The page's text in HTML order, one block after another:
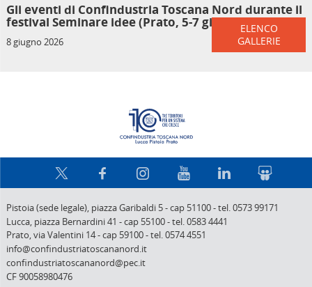
Gli eventi di Confindustria Toscana Nord durante il
festival Seminare idee (Prato, 5-7 giugno 2026)
8 giugno 2026
ELENCO
GALLERIE
Pistoia (sede legale), piazza Garibaldi 5-cap 51100-tel. 0573 99171
Lucca, piazza Bernardini 41 -cap 55100-tel. 0583 4441
Prato,via Valentini 14-cap 59100-tel. 0574 4551
info@confindustriatoscananord.it
confindustriatoscananord@pec.it
CF 90058980476